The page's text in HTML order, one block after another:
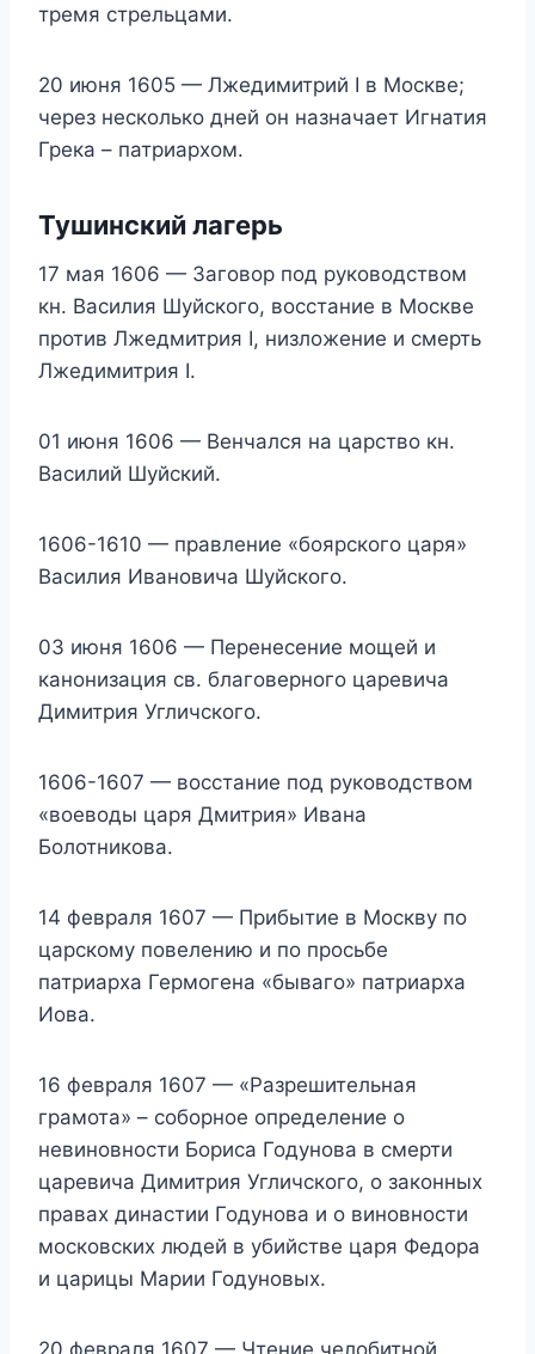
тремя стрельцами.
20 июня 1605 — Лжедимитрий I в Москве;
через несколько дней он назначает Игнатия
Грека – патриархом.
Тушинский лагерь
17 мая 1606 — Заговор под руководством
кн. Василия Шуйского, восстание в Москве
против Лжедмитрия I, низложение и смерть
Лжедимитрия I.
01 июня 1606 — Венчался на царство кн.
Василий Шуйский.
1606-1610 — правление «боярского царя»
Василия Ивановича Шуйского.
03 июня 1606 — Перенесение мощей и
канонизация св. благоверного царевича
Димитрия Угличского.
1606-1607 — восстание под руководством
«воеводы царя Дмитрия» Ивана
Болотникова.
14 февраля 1607 — Прибытие в Москву по
царскому повелению и по просьбе
патриарха Гермогена «бываго» патриарха
Иова.
16 февраля 1607 — «Разрешительная
грамота» – соборное определение о
невиновности Бориса Годунова в смерти
царевича Димитрия Угличского, о законных
правах династии Годунова и о виновности
московских людей в убийстве царя Федора
и царицы Марии Годуновых.
20 февраля 1607 — Чтение челобитной